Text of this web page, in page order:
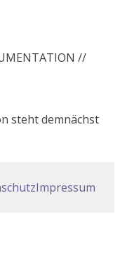
//
steht demnächst
Impressum